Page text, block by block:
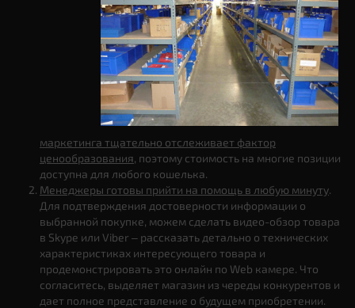
маркетинга тщательно отслеживает фактор
ценообразования, поэтому стоимость на многие позиции
доступна для любого кошелька.
Менеджеры готовы прийти на помощь в любую минуту.
Для подтверждения достоверности информации о
выбранной покупке, можем сделать видео-обзор товара
в Skype или Viber – рассказать детально о технических
характеристиках интересующего товара и
продемонстрировать это онлайн по Web камере. Что
согласитесь, выделяет магазин из череды конкурентов и
дает полное представление о будущем приобретении.